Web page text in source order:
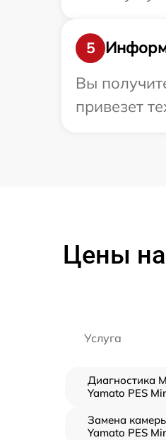
5
Вы
привезет
Цены на
Услуга
Диагностика
Yamato PES
Замена
Yamato PES